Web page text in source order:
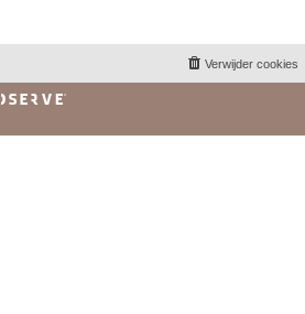
Verwijder cookies